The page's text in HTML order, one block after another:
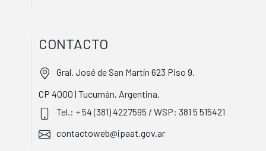
CONTACTO
Gral. José de San Martín 623 Piso 9.
CP 4000 | Tucumán, Argentina.
Tel.: + 54 (381) 4227595 / WSP: 381 5 515421
contactoweb@ipaat.gov.ar